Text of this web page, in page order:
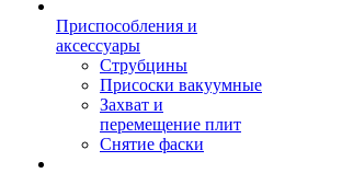
Приспособления и
аксессуары
Струбцины
Присоски вакуумные
Захват и
перемещение плит
Снятие фаски